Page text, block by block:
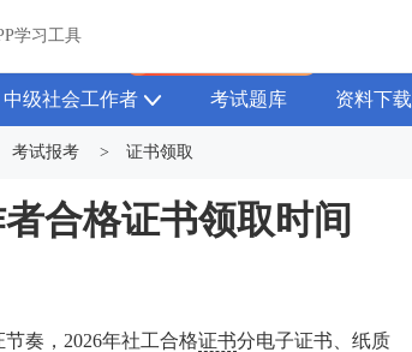
帮助中心
学习工具
中级社会工作者 考试题库 资料下载
考试报考 > 证书领取
合格证书领取时间
奏，2026年社工合格证书分电子证书、纸质